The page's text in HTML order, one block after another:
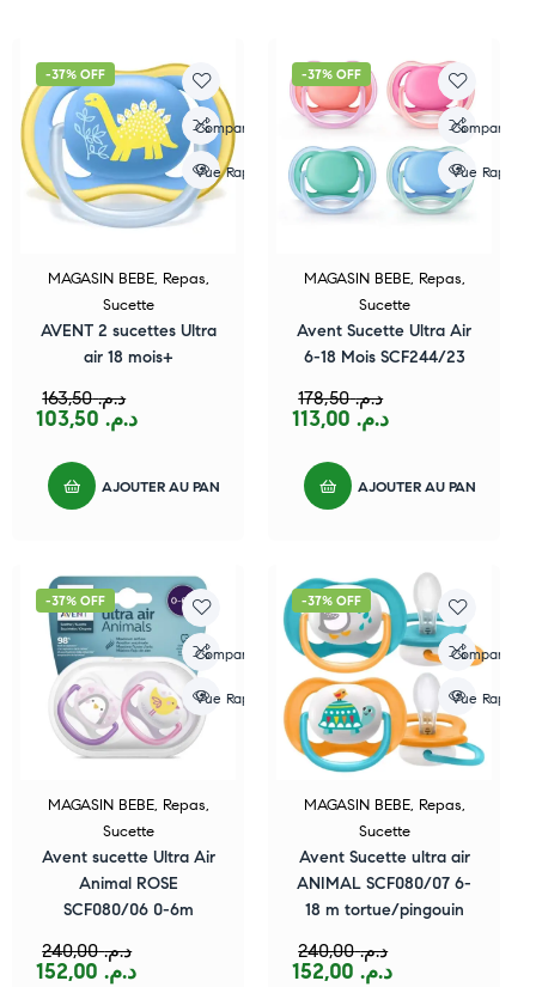
-37% OFF
Compare
Vue Rapide
MAGASIN BEBE, Repas,
Sucette
AVENT 2 sucettes Ultra
air 18 mois+
د.م.163,50
د.م.
AJOUTER AU PANIER
-37% OFF
Compare
Vue Rapide
MAGASIN BEBE, Repas,
Sucette
Avent Sucette Ultra Air
6-18 Mois SCF244/23
د.م.178,50
د.م.
AJOUTER AU PANIER
-37% OFF
Compare
Vue Rapide
MAGASIN BEBE, Repas,
Sucette
Avent sucette Ultra Air
Animal ROSE
SCF080/06 0-6m
د.م.240,00
د.م.
-37% OFF
Compare
Vue Rapide
MAGASIN BEBE, Repas,
Sucette
Avent Sucette ultra air
ANIMAL SCF080/07 6-
18 m tortue/pingouin
د.م.240,00
د.م.